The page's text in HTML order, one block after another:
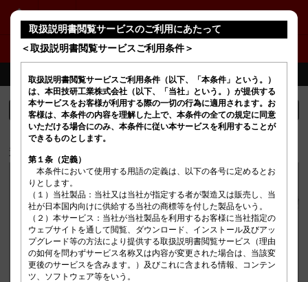
取扱説明書閲覧サービスのご利用にあたって
＜取扱説明書閲覧サービスご利用条件＞
取扱説明書閲覧サービスご利用条件（以下、「本条件」という。）
は、本田技研工業株式会社（以下、「当社」という。）が提供する
本サービスをお客様が利用する際の一切の行為に適用されます。お
客様は、本条件の内容を理解した上で、本条件の全ての規定に同意
いただける場合にのみ、本条件に従い本サービスを利用することが
できるものとします。
第１条（定義）
本条件において使用する用語の定義は、以下の各号に定めるとお
りとします。
（１）当社製品：当社又は当社が指定する者が製造又は販売し、当
社が日本国内向けに供給する当社の商標等を付した製品をいう。
（２）本サービス：当社が当社製品を利用するお客様に当社指定の
ウェブサイトを通して閲覧、ダウンロード、インストール及びアッ
プグレード等の方法により提供する取扱説明書閲覧サービス（理由
の如何を問わずサービス名称又は内容が変更された場合は、当該変
更後のサービスを含みます。）及びこれに含まれる情報、コンテン
ツ、ソフトウェア等をいう。
ドライブモード
ドライブモードの選択
ドライブモードスイッチ（
選択しているモードはメーターに表示されます。